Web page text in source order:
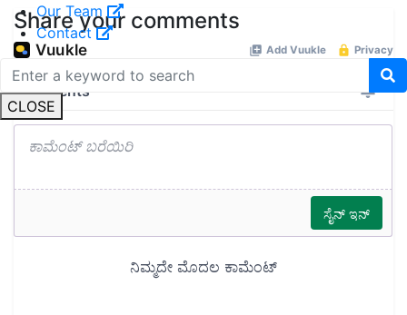
Our Team
Contact
CLOSE
Share your comments